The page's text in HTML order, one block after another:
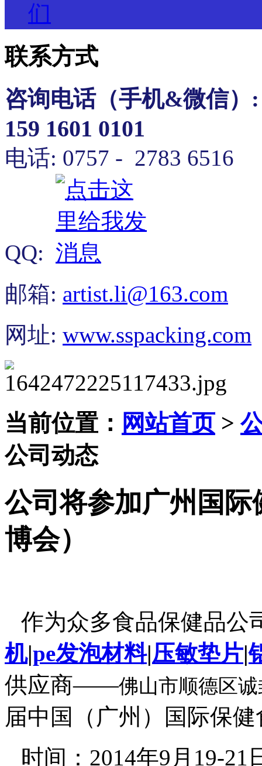
们
联系方式
咨询电话（手机&微信） :
159 1601 0101
电话: 0757 - 2783 6516
QQ:
邮箱: artist.li@163.com
网址: www.sspacking.com
当前位置： 网站首页>
公司动态
公司将参加广州国
博会）
作为众多食品保健品公
机|pe发泡材料|压敏垫片|
供应商——佛山市顺德区
届中国（广州）国际保
时间： 2014年9 月 19-21